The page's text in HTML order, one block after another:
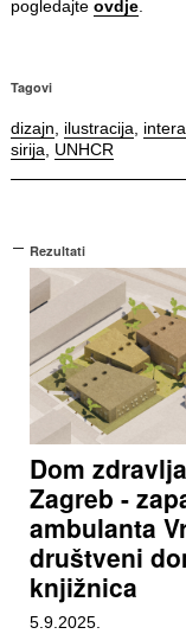
pogledajte ovdje.
Tagovi
dizajn ilustracija
sirija
UNHCR
Rezultati
Dom zdravlja
Zagreb -
ambulanta
društveni
knjižnica
5.9.2025.